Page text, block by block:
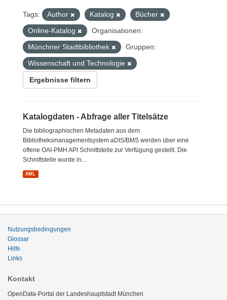
Tags: Author Katalog
Bücher
Online-Katalog
Organisationen:
Münchner Stadtbibliothek
Gruppen:
Wissenschaft und Technologie
Ergebnisse filtern
Katalogdaten - Abfrage aller Titelsätze
Die bibliographischen Metadaten aus dem
Bibliotheksmanagementsystem aDIS/BMS werden über eine
offene OAI-PMH API Schnittstelle zur Verfügung gestellt. Die
Schnittstelle wurde in...
XML
Nutzungsbedingungen
Glossar
Hilfe
Links
Kontakt
OpenData-Portal der Landeshauptstadt München